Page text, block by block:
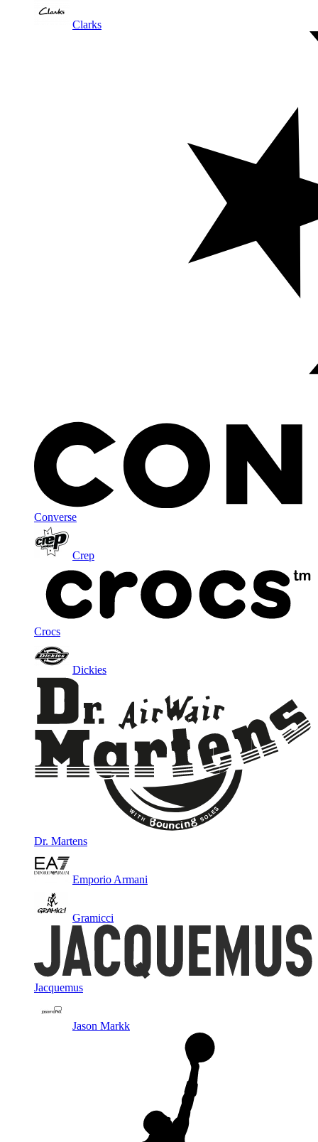
Clarks
Converse
Crep
Crocs
Dickies
Dr. Martens
Emporio Armani
Gramicci
Jacquemus
Jason Markk